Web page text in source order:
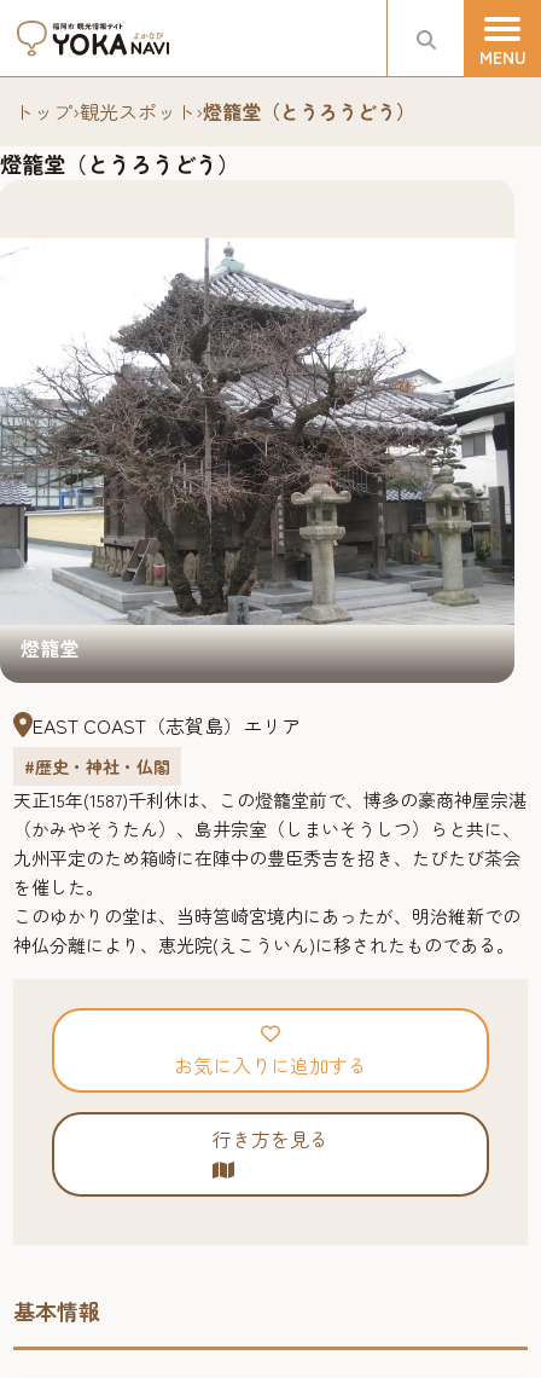
トップ›観光スポット›燈籠堂（とうろうどう）
燈籠堂（とうろうどう）
燈籠堂
EAST COAST（志賀島）エリア
#歴史・神社・仏閣
天正15年(1587)千利休は、この燈籠堂前で、博多の豪商神屋宗湛
（かみやそうたん）、島井宗室（しまいそうしつ）らと共に、
九州平定のため箱崎に在陣中の豊臣秀吉を招き、たびたび茶会
を催した。
このゆかりの堂は、当時筥崎宮境内にあったが、明治維新での
神仏分離により、恵光院(えこういん)に移されたものである。
お気に入りに追加する
行き方を見る
基本情報